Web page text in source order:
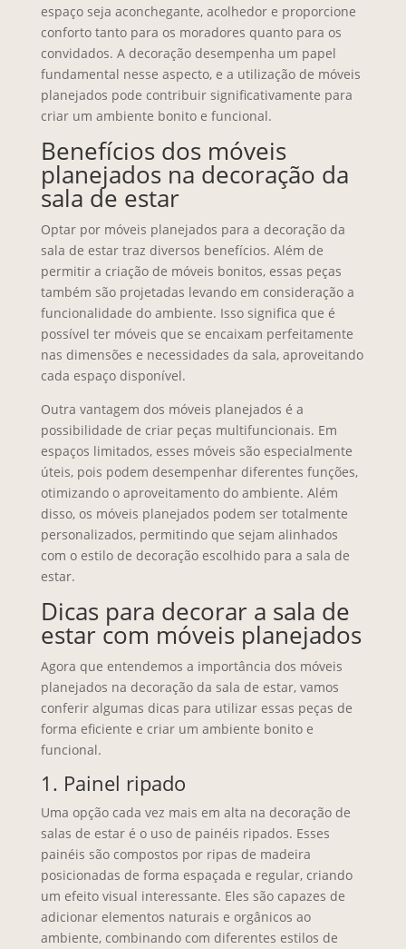
espaço seja aconchegante, acolhedor e proporcione
conforto tanto para os moradores quanto para os
convidados. A decoração desempenha um papel
fundamental nesse aspecto, e a utilização de móveis
planejados pode contribuir significativamente para
criar um ambiente bonito e funcional.
Benefícios dos móveis
planejados na decoração da
sala de estar
Optar por móveis planejados para a decoração da
sala de estar traz diversos benefícios. Além de
permitir a criação de móveis bonitos, essas peças
também são projetadas levando em consideração a
funcionalidade do ambiente. Isso significa que é
possível ter móveis que se encaixam perfeitamente
nas dimensões e necessidades da sala, aproveitando
cada espaço disponível.
Outra vantagem dos móveis planejados é a
possibilidade de criar peças multifuncionais. Em
espaços limitados, esses móveis são especialmente
úteis, pois podem desempenhar diferentes funções,
otimizando o aproveitamento do ambiente. Além
disso, os móveis planejados podem ser totalmente
personalizados, permitindo que sejam alinhados
com o estilo de decoração escolhido para a sala de
estar.
Dicas para decorar a sala de
estar com móveis planejados
Agora que entendemos a importância dos móveis
planejados na decoração da sala de estar, vamos
conferir algumas dicas para utilizar essas peças de
forma eficiente e criar um ambiente bonito e
funcional.
1. Painel ripado
Uma opção cada vez mais em alta na decoração de
salas de estar é o uso de painéis ripados. Esses
painéis são compostos por ripas de madeira
posicionadas de forma espaçada e regular, criando
um efeito visual interessante. Eles são capazes de
adicionar elementos naturais e orgânicos ao
ambiente, combinando com diferentes estilos de